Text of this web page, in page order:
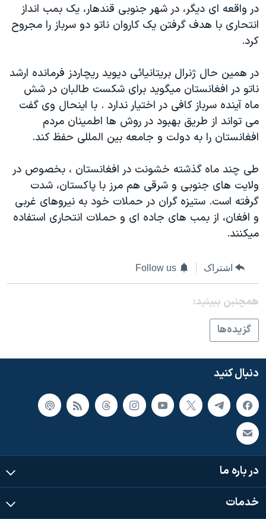
حقوق شهروندی
اقتصادی
اسرائیل در جنگ
گالری عکس
آرشیو پخش زنده
انتخابات ریاست جمهوری آمریکا ۲۰۲۴
حمله جمهوری اسلامی به اسرائیل
ورزش زنان در ایران
اعتراضات زن، زندگی، آزادی
مجموعه مستندهای دادخواهی
دادگاه حمید نوری
چهل سال گروگان‌گیری
قانون شفافیت دارائی کادر رهبری ایران
اعتراضات مردمی آبان ۹۸
نرگس محمدی برنده جایزه نوبل صلح
همایش محافظه‌کاران آمریکا «سی‌پک»
صفحه‌های ویژه
سفر پرزیدنت ترامپ به چین
زبانهای مختلف
در واقعه ای ديگر، در شهر جنوبی قندهار، يک بمب انداز
انتحاری با هدف گرفتن يک کاروان ناتو دو سرباز را مجروح
کرد.
در همين حال ژنرال بريتانيائی ديويد ريچاردز فرمانده ارشد
ناتو در افغانستان ميگويد برای شکست طالبان در شش
ماه آينده سرباز کافی در اختيار ندارد . با اينحال وی گفت
می تواند از طريق بهبود در روش ها اطمينان مردم
افغانستان را به دولت و جامعه بين المللی حفظ کند.
طی چند ماه گذشته خشونت در افغانستان ، بخصوص در
ولايت های جنوبی و شرقی هم مرز با پاکستان، شدت
گرفته است. ستيزه گران در حملات خود به نيروهای غربی
و افغان، از بمب های جاده ای و حملات انتحاری استفاده
ميکنند.
اشتراک Follow us
همچنبن ببینید:
گزيده‌ها
دنبال کنید
در باره ما
خدمات